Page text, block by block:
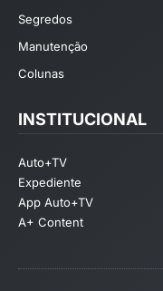
Segredos
Manutenção
Colunas
INSTITUCIONAL
Auto+TV
Expediente
App Auto+TV
A+ Content